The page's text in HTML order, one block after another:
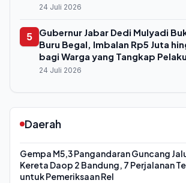
24 Juli 2026
5
Gubernur Jabar Dedi Mulyadi
Buru Begal, Imbalan Rp5 Juta
bagi Warga yang Tangkap
24 Juli 2026
Daerah
Gempa M5,3 Pangandaran Guncang
Kereta Daop 2 Bandung, 7 Perjalanan
untuk Pemeriksaan Rel